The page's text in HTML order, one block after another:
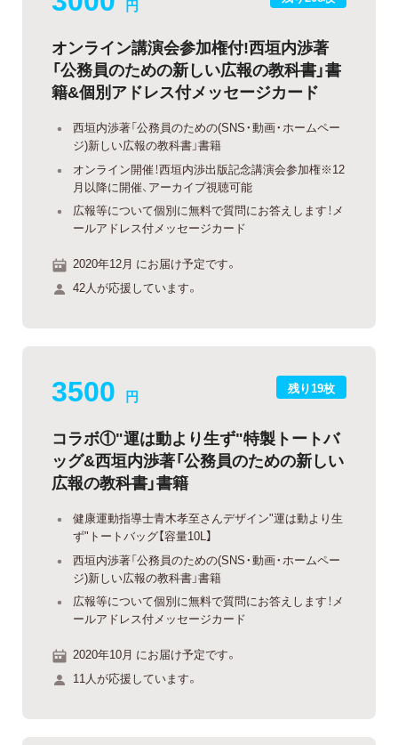
円
オンライン講演会参加権付!西垣内渉著
「公務員のための新しい広報の教科書」書
籍&個別アドレス付メッセージカード
西垣内渉著「公務員のための(SNS・動画・ホームペー
ジ)新しい広報の教科書」書籍
オンライン開催！西垣内渉出版記念講演会参加権※12
月以降に開催、アーカイブ視聴可能
広報等について個別に無料で質問にお答えします！メ
ールアドレス付メッセージカード
2020年12月 にお届け予定です。
42人が応援しています。
残り19枚
3500 円
コラボ①"運は動より生ず"特製トートバ
ッグ&西垣内渉著「公務員のための新しい
広報の教科書」書籍
健康運動指導士青木孝至さんデザイン"運は動より生
ず"トートバッグ【容量10L】
西垣内渉著「公務員のための(SNS・動画・ホームペー
ジ)新しい広報の教科書」書籍
広報等について個別に無料で質問にお答えします！メ
ールアドレス付メッセージカード
2020年10月 にお届け予定です。
11人が応援しています。